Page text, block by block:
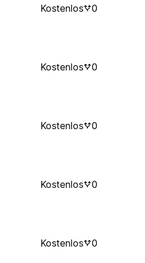
Kostenlos 0
Kostenlos 0
Kostenlos 0
Kostenlos 0
Kostenlos 0